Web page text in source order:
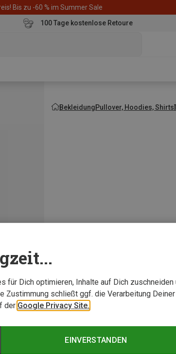
Bis zu -60 % im Summer Sale
100 Tage kostenlose Retoure
BekleidungPullover, Hoodies, Shirts
für Dich optimieren, Inhalte auf Dich zuschneiden
Zustimmung schließt ggf. die Verarbeitung Deiner
der Google Privacy Site.
EINVERSTANDEN